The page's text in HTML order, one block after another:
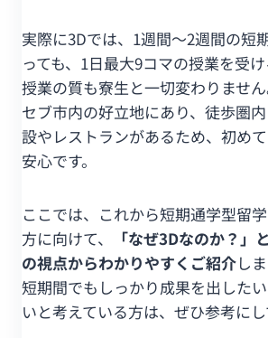
実際に3Dでは、1週間〜2週間の短
っても、1日最大9コマの授業を受け
授業の質も寮生と一切変わりませ
セブ市内の好立地にあり、徒歩圏
設やレストランがあるため、初め
安心です。
ここでは、これから短期通学型留
方に向けて、
「なぜ3Dなのか？」
の視点からわかりやすくご紹介しま
短期間でもしっかり成果を出した
いと考えている方は、ぜひ参考にし